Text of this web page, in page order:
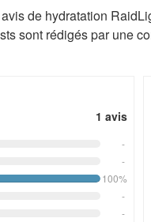
de hydratation
sont rédigés par une
1 avis
-
-
100%
-
-